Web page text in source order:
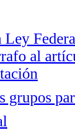
al
grupos